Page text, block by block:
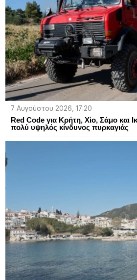
7 Αυγούστου 2026, 17:20
Red Code για Κρήτη, Χίο, Σάμο και
πολύ υψηλός κίνδυνος πυρκαγιάς